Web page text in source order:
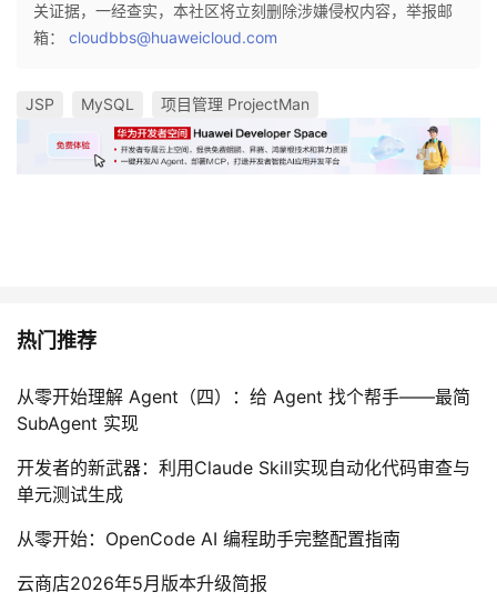
课
的
证
我
实
的
术
持
云
建
关证据，一经查实，本社区将立刻删除涉嫌侵权内容，举报邮
箱： cloudbbs@huaweicloud.com
JSP MySQL 项目管理 ProjectMan
热门推荐
从零开始理解 Agent（四）：给 Agent 找个帮手——最简
SubAgent 实现
开发者的新武器：利用Claude Skill实现自动化代码审查与
单元测试生成
从零开始：OpenCode AI 编程助手完整配置指南
云商店2026年5月版本升级简报